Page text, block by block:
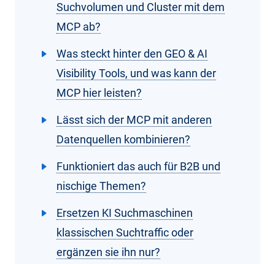
Suchvolumen und Cluster mit dem
MCP ab?
Was steckt hinter den GEO & AI
Visibility Tools, und was kann der
MCP hier leisten?
Lässt sich der MCP mit anderen
Datenquellen kombinieren?
Funktioniert das auch für B2B und
nischige Themen?
Ersetzen KI Suchmaschinen
klassischen Suchtraffic oder
ergänzen sie ihn nur?